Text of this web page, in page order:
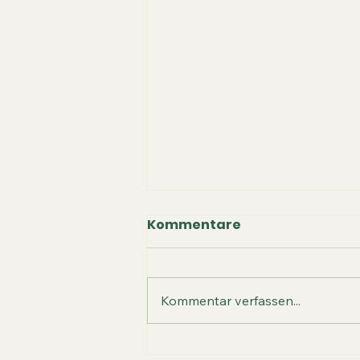
Kommentare
Kommentar verfassen...